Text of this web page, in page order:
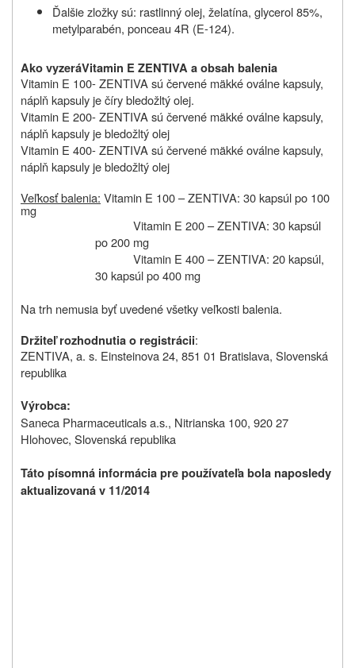
Ďalšie zložky sú: rastlinný olej, želatína, glycerol 85%,
metylparabén, ponceau 4R (E-124).
Ako vyzeráVitamin E ZENTIVA a obsah balenia
Vitamin E 100- ZENTIVA sú červené mäkké oválne kapsuly,
náplň kapsuly je číry bledožltý olej.
Vitamin E 200- ZENTIVA sú červené mäkké oválne kapsuly,
náplň kapsuly je bledožltý olej
Vitamin E 400- ZENTIVA sú červené mäkké oválne kapsuly,
náplň kapsuly je bledožltý olej
Veľkosť balenia: Vitamin E 100 – ZENTIVA: 30 kapsúl po 100
mg
Vitamin E 200 – ZENTIVA: 30 kapsúl
po 200 mg
Vitamin E 400 – ZENTIVA: 20 kapsúl,
30 kapsúl po 400 mg
Na trh nemusia byť uvedené všetky veľkosti balenia.
Držiteľ rozhodnutia o registrácii:
ZENTIVA, a. s. Einsteinova 24, 851 01 Bratislava, Slovenská
republika
Výrobca:
Saneca Pharmaceuticals a.s., Nitrianska 100, 920 27
Hlohovec, Slovenská republika
Táto písomná informácia pre používateľa bola naposledy
aktualizovaná v 11/2014